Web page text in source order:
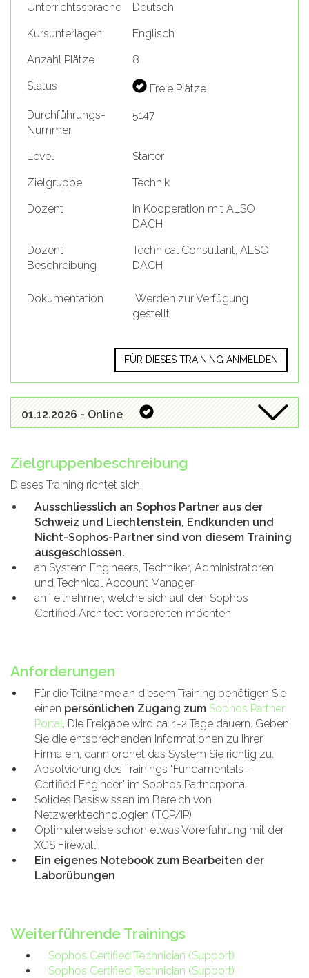
Unterrichtssprache
Deutsch
Kursunterlagen
Englisch
Anzahl Plätze
8
Status
Freie Plätze
Durchführungs-
Nummer
5147
Level
Starter
Zielgruppe
Technik
Dozent
in Kooperation mit ALSO
DACH
Dozent
Beschreibung
Technical Consultant, ALSO
DACH
Dokumentation
Werden zur Verfügung
gestellt
FÜR DIESES TRAINING ANMELDEN
01.12.2026 - Online
Zielgruppenbeschreibung
Dieses Training richtet sich:
Ausschliesslich an Sophos Partner aus der
Schweiz und Liechtenstein, Endkunden und
Nicht-Sophos-Partner sind von diesem Training
ausgeschlossen.
an System Engineers, Techniker, Administratoren
und Technical Account Manager
an Teilnehmer, welche sich auf den Sophos
Certified Architect vorbereiten möchten
Anforderungen
Für die Teilnahme an diesem Training benötigen Sie
einen persönlichen Zugang zum Sophos Partner
Portal. Die Freigabe wird ca. 1-2 Tage dauern. Geben
Sie die entsprechenden Informationen zu Ihrer
Firma ein, dann ordnet das System Sie richtig zu.
Absolvierung des Trainings "Fundamentals -
Certified Engineer" im Sophos Partnerportal
Solides Basiswissen im Bereich von
Netzwerktechnologien (TCP/IP)
Optimalerweise schon etwas Vorerfahrung mit der
XGS Firewall
Ein eigenes Notebook zum Bearbeiten der
Laborübungen
Weiterführende Trainings
Sophos Certified Technician (Support)
Sophos Certified Technician (Support)